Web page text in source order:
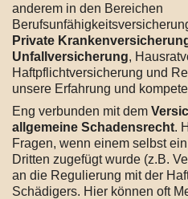
anderem in den Bereichen
Private
Unfallversicherung,
Haftpflichtversicherung und
unsere Erfahrung und
Eng verbunden mit dem
allgemeine Schadensrecht.
Fragen, wenn einem selbst
Dritten zugefügt wurde (z.B.
an die Regulierung mit der
Schädigers. Hier können oft